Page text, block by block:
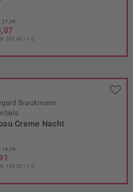
27,99
361,40 / 1 l)
Braukmann
Creme Nacht
14,99
178,20 / 1 l)